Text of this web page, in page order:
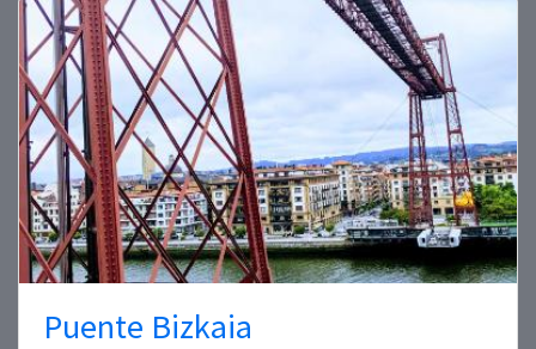
Puente Bizkaia